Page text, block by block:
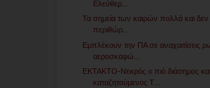
Ελεύθερ...
Τα σημεία των καιρών πολλά και
περιθώρ...
Εμπλέκουν την ΠΑ σε αναχαιτίσεις
αεροσκαφώ...
ΕΚΤΑΚΤΟ-Νεκρός ο πιό διάσημος και
καταζητούμενος Τ...